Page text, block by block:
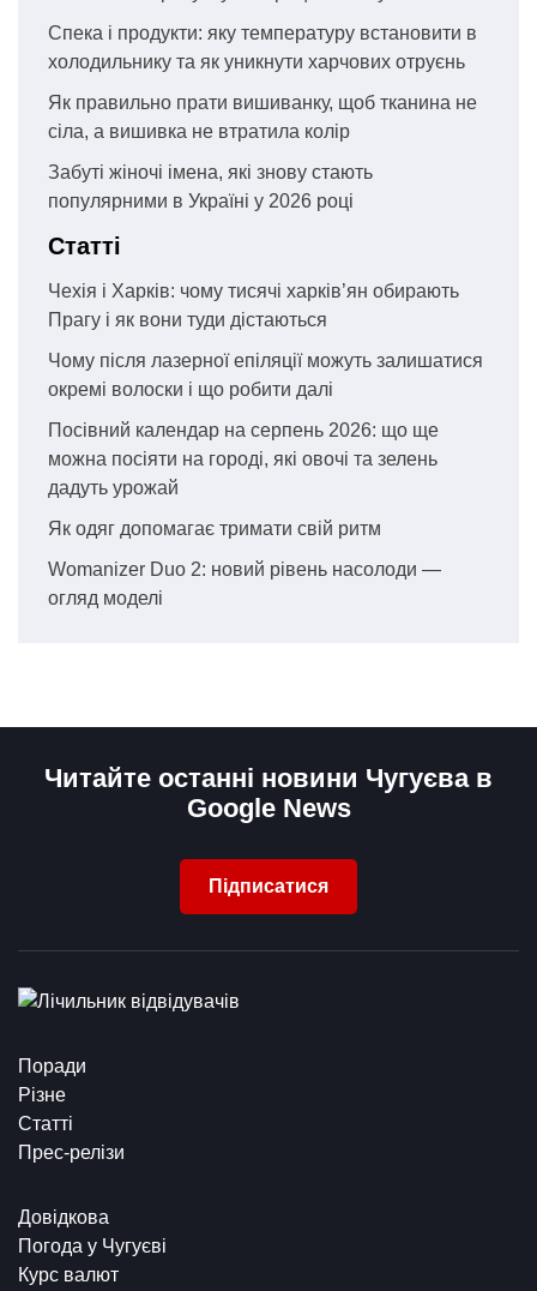
Спека і продукти: яку температуру встановити в
холодильнику та як уникнути харчових отруєнь
Як правильно прати вишиванку, щоб тканина не
сіла, а вишивка не втратила колір
Забуті жіночі імена, які знову стають
популярними в Україні у 2026 році
Статті
Чехія і Харків: чому тисячі харків’ян обирають
Прагу і як вони туди дістаються
Чому після лазерної епіляції можуть залишатися
окремі волоски і що робити далі
Посівний календар на серпень 2026: що ще
можна посіяти на городі, які овочі та зелень
дадуть урожай
Як одяг допомагає тримати свій ритм
Womanizer Duo 2: новий рівень насолоди —
огляд моделі
Читайте останні новини Чугуєва в
Google News
Підписатися
Поради
Різне
Статті
Прес-релізи
Довідкова
Погода у Чугуєві
Курс валют